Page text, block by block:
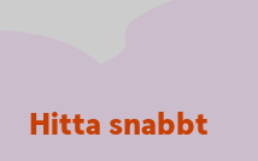
Sidfot
Hitta snabbt